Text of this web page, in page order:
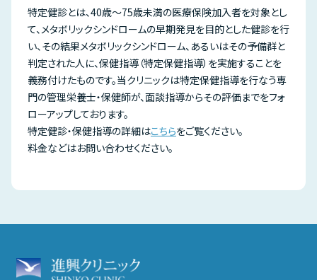
特定健診とは、40歳～75歳未満の医療保険加入者を対象とし
て、メタボリックシンドロームの早期発見を目的とした健診を行
い、その結果メタボリックシンドローム、あるいはその予備群と
判定された人に、保健指導（特定保健指導）を実施することを
義務付けたものです。当クリニックは特定保健指導を行なう専
門の管理栄養士・保健師が、面談指導からその評価までをフォ
ローアップしております。
特定健診・保健指導の詳細はこちらをご覧ください。
料金などはお問い合わせください。